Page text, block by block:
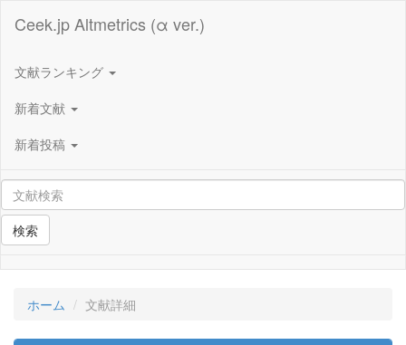
Ceek.jp Altmetrics (α ver.)
文献ランキング
新着文献
新着投稿
検索
ホーム 文献詳細